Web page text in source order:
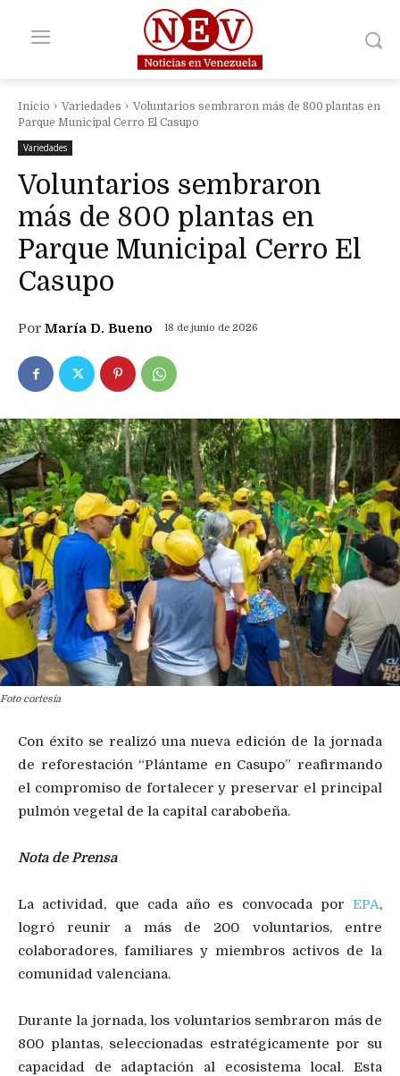
Inicio Variedades
Voluntarios sembraron más de 800 plantas en
Parque Municipal Cerro El Casupo
Variedades
Voluntarios sembraron
más de 800 plantas en
Parque Municipal Cerro El
Casupo
Por María D. Bueno 18 de junio de 2026
Foto cortesía
Con éxito se realizó una nueva edición de la jornada
de reforestación “Plántame en Casupo” reafirmando
el compromiso de fortalecer y preservar el principal
pulmón vegetal de la capital carabobeña.
Nota de Prensa
La actividad, que cada año es convocada por EPA,
logró reunir a más de 200 voluntarios, entre
colaboradores, familiares y miembros activos de la
comunidad valenciana.
Durante la jornada, los voluntarios sembraron más de
800 plantas, seleccionadas estratégicamente por su
capacidad de adaptación al ecosistema local. Esta